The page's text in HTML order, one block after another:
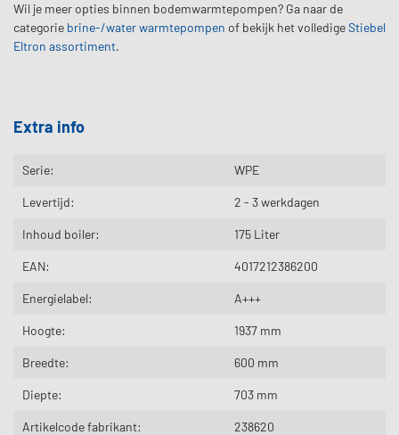
Wil je meer opties binnen bodemwarmtepompen? Ga naar de
categorie brine-/water warmtepompen of bekijk het volledigeStiebel
Eltron assortiment.
Extra info
Serie: WPE
Levertijd: 2 - 3 werkdagen
Inhoud boiler: 175 Liter
EAN: 4017212386200
Energielabel: A+++
Hoogte: 1937 mm
Breedte: 600 mm
Diepte: 703 mm
Artikelcode fabrikant: 238620